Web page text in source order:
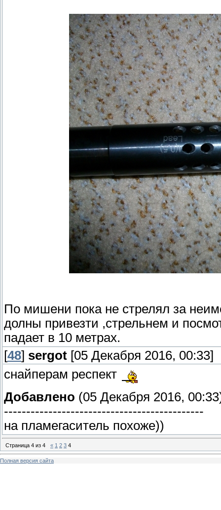
По мишени пока не стрелял за
долны привезти ,стрельнем и
падает в 10 метрах.
[48] sergot [05 Декабря 2016, 00:33]
снайперам респект
Добавлено (05 Декабря 2016,
---------------------------------------------
на пламегаситель похоже))
Страница 4 из 4 « 1 2 3 4
Полная версия сайта